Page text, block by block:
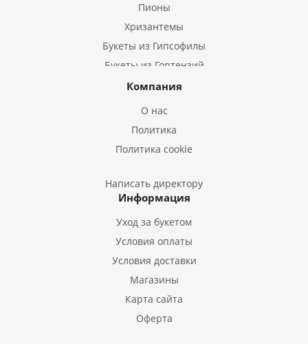
Пионы
Хризантемы
Букеты из Гипсофилы
Букеты из Гортензий
Букеты из Ирисов
Букеты из Эустом
Букеты из Гладиолусов
Букеты из Тюльпанов
Компания
О нас
Политика
Политика cookie
Написать директору
Информация
Уход за букетом
Условия оплаты
Условия доставки
Магазины
Карта сайта
Оферта